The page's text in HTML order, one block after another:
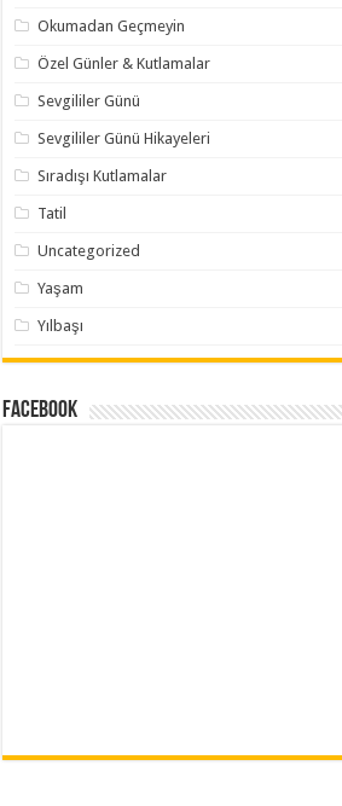
Okumadan Geçmeyin
Özel Günler & Kutlamalar
Sevgililer Günü
Sevgililer Günü Hikayeleri
Sıradışı Kutlamalar
Tatil
Uncategorized
Yaşam
Yılbaşı
Facebook